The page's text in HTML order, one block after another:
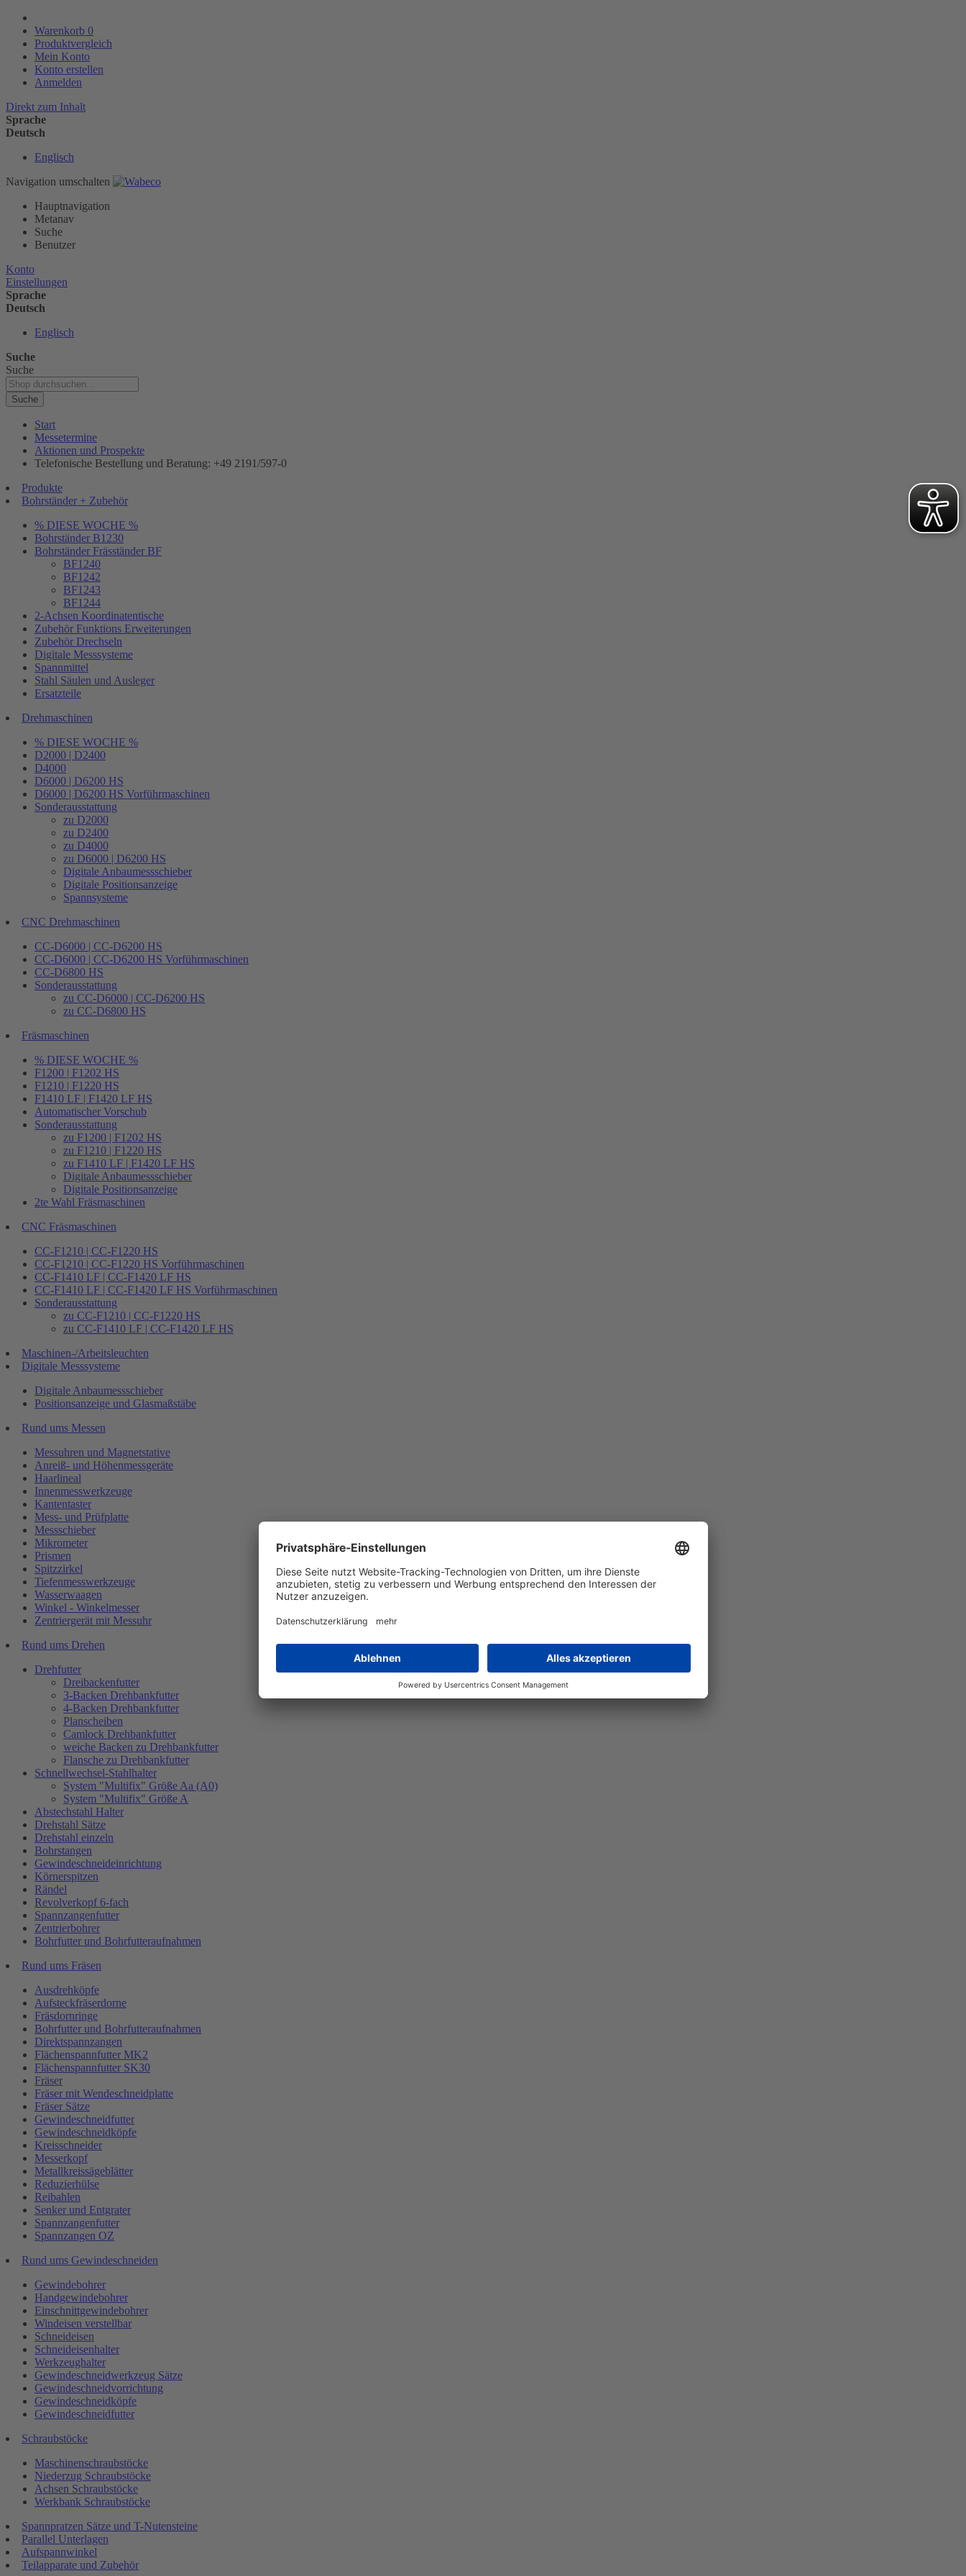
Warenkorb 0
Produktvergleich
Mein Konto
Konto erstellen
Anmelden
Direkt zum Inhalt
Sprache
Deutsch
Englisch
Navigation umschalten
Hauptnavigation
Metanav
Suche
Benutzer
Konto
Einstellungen
Sprache
Deutsch
Englisch
Suche
Suche
Suche
Start
Messetermine
Aktionen und Prospekte
Telefonische Bestellung und Beratung: +49 2191/597-0
Produkte
Bohrständer + Zubehör
% DIESE WOCHE %
Bohrständer B1230
Bohrständer Fräsständer BF
BF1240
BF1242
BF1243
BF1244
2-Achsen Koordinatentische
Zubehör Funktions Erweiterungen
Zubehör Drechseln
Digitale Messsysteme
Spannmittel
Stahl Säulen und Ausleger
Ersatzteile
Drehmaschinen
% DIESE WOCHE %
D2000 | D2400
D4000
D6000 | D6200 HS
D6000 | D6200 HS Vorführmaschinen
Sonderausstattung
zu D2000
zu D2400
zu D4000
zu D6000 | D6200 HS
Digitale Anbaumessschieber
Digitale Positionsanzeige
Spannsysteme
CNC Drehmaschinen
CC-D6000 | CC-D6200 HS
CC-D6000 | CC-D6200 HS Vorführmaschinen
CC-D6800 HS
Sonderausstattung
zu CC-D6000 | CC-D6200 HS
zu CC-D6800 HS
Fräsmaschinen
% DIESE WOCHE %
F1200 | F1202 HS
F1210 | F1220 HS
F1410 LF | F1420 LF HS
Automatischer Vorschub
Sonderausstattung
zu F1200 | F1202 HS
zu F1210 | F1220 HS
zu F1410 LF | F1420 LF HS
Digitale Anbaumessschieber
Digitale Positionsanzeige
2te Wahl Fräsmaschinen
CNC Fräsmaschinen
CC-F1210 | CC-F1220 HS
CC-F1210 | CC-F1220 HS Vorführmaschinen
CC-F1410 LF | CC-F1420 LF HS
CC-F1410 LF | CC-F1420 LF HS Vorführmaschinen
Sonderausstattung
zu CC-F1210 | CC-F1220 HS
zu CC-F1410 LF | CC-F1420 LF HS
Maschinen-/Arbeitsleuchten
Digitale Messsysteme
Digitale Anbaumessschieber
Positionsanzeige und Glasmaßstäbe
Rund ums Messen
Messuhren und Magnetstative
Anreiß- und Höhenmessgeräte
Haarlineal
Innenmesswerkzeuge
Kantentaster
Mess- und Prüfplatte
Messschieber
Mikrometer
Prismen
Spitzzirkel
Tiefenmesswerkzeuge
Wasserwaagen
Winkel - Winkelmesser
Zentriergerät mit Messuhr
Rund ums Drehen
Drehfutter
Dreibackenfutter
3-Backen Drehbankfutter
4-Backen Drehbankfutter
Planscheiben
Camlock Drehbankfutter
weiche Backen zu Drehbankfutter
Flansche zu Drehbankfutter
Schnellwechsel-Stahlhalter
System "Multifix" Größe Aa (A0)
System "Multifix" Größe A
Abstechstahl Halter
Drehstahl Sätze
Drehstahl einzeln
Bohrstangen
Gewindeschneideinrichtung
Körnerspitzen
Rändel
Revolverkopf 6-fach
Spannzangenfutter
Zentrierbohrer
Bohrfutter und Bohrfutteraufnahmen
Rund ums Fräsen
Ausdrehköpfe
Aufsteckfräserdorne
Fräsdornringe
Bohrfutter und Bohrfutteraufnahmen
Direktspannzangen
Flächenspannfutter MK2
Flächenspannfutter SK30
Fräser
Fräser mit Wendeschneidplatte
Fräser Sätze
Gewindeschneidfutter
Gewindeschneidköpfe
Kreisschneider
Messerkopf
Metallkreissägeblätter
Reduzierhülse
Reibahlen
Senker und Entgrater
Spannzangenfutter
Spannzangen OZ
Rund ums Gewindeschneiden
Gewindebohrer
Handgewindebohrer
Einschnittgewindebohrer
Windeisen verstellbar
Schneideisen
Schneideisenhalter
Werkzeughalter
Gewindeschneidwerkzeug Sätze
Gewindeschneidvorrichtung
Gewindeschneidköpfe
Gewindeschneidfutter
Schraubstöcke
Maschinenschraubstöcke
Niederzug Schraubstöcke
Achsen Schraubstöcke
Werkbank Schraubstöcke
Spannpratzen Sätze und T-Nutensteine
Parallel Unterlagen
Aufspannwinkel
Teilapparate und Zubehör